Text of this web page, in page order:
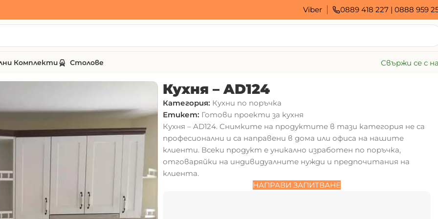
Viber 0889 418 227 | 0888 959
Комплекти Столове Свържи се с
Кухня – AD124
Категория: Кухни по поръчка
Етикет: Готови проекти за кухня
Кухня – AD124. Снимките на продуктите в тази категория не са
професионални и са направени в дома или офиса на нашите
клиенти. Всеки продукт е уникално изработен по поръчка,
отговаряйки на индивидуалните нужди и предпочитания на
клиента.
НАПРАВИ ЗАПИТВАНЕ